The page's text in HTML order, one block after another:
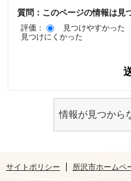
質問：このページの情報は見
評価： 見つけやすかった
見つけにくかった
情報が見つから
サイトポリシー 所沢市ホームペ